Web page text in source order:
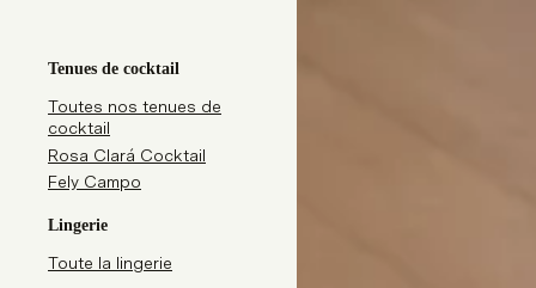
Tenues de cocktail
Toutes nos tenues de
cocktail
Rosa Clará Cocktail
Fely Campo
Lingerie
Toute la lingerie